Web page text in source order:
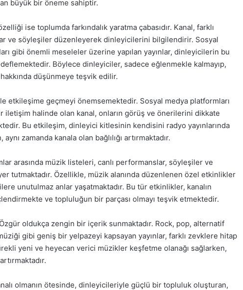
büyük bir öneme sahiptir.
ise toplumda farkındalık yaratma çabasıdır. Kanal, farklı
ve söyleşiler düzenleyerek dinleyicilerini bilgilendirir. Sosyal
gibi önemli meseleler üzerine yapılan yayınlar, dinleyicilerin bu
Böylece dinleyiciler, sadece eğlenmekle kalmayıp,
düşünmeye teşvik edilir.
etkileşime geçmeyi önemsemektedir. Sosyal medya platformları
halinde olan kanal, onların görüş ve önerilerini dikkate
Bu etkileşim, dinleyici kitlesinin kendisini radyo yayınlarında
zamanda kanala olan bağlılığı artırmaktadır.
arasında müzik listeleri, canlı performanslar, söyleşiler ve
tutmaktadır. Özellikle, müzik alanında düzenlenen özel etkinlikler
unutulmaz anlar yaşatmaktadır. Bu tür etkinlikler, kanalın
ve topluluğun bir parçası olmayı teşvik etmektedir.
oldukça zengin bir içerik sunmaktadır. Rock, pop, alternatif
gibi geniş bir yelpazeyi kapsayan yayınlar, farklı zevklere hitap
yeni ve heyecan verici müzikler keşfetme olanağı sağlarken,
olmanın ötesinde, dinleyicileriyle güçlü bir topluluk oluşturan,